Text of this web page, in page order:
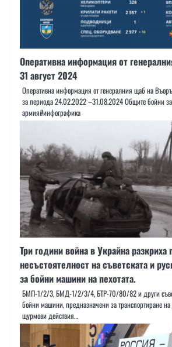
Оперативна информация от
31 август 2024
Оперативна информация от генералния щаб на
за периода 24.02.2022 –31.08.2024 Общите бойни
армия#инфографика
Три години война в Украйна разкриха
несъстоятелност на съветската и
за бойни машини на пехотата.
БМП-1/2/3, БМД-1/2/3/4, БТР-70/80/82 и други
бойни машини, предназначени за транспортиране
щурмови действия…